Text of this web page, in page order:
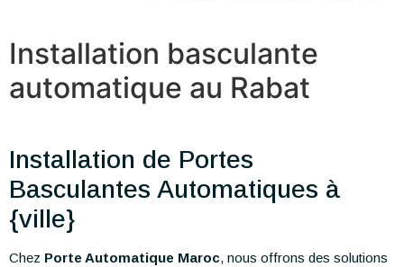
Installation basculante
automatique au Rabat
Installation de Portes
Basculantes Automatiques à
{ville}
Chez Porte Automatique Maroc, nous offrons des solutions